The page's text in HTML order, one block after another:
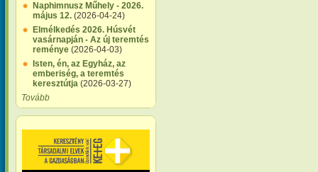
Naphimnusz Műhely - 2026.
május 12. (2026-04-24)
Elmélkedés 2026. Húsvét
vasárnapján - Az új teremtés
reménye (2026-04-03)
Isten, én, az Egyház, az
emberiség, a teremtés
keresztútja (2026-03-27)
Tovább